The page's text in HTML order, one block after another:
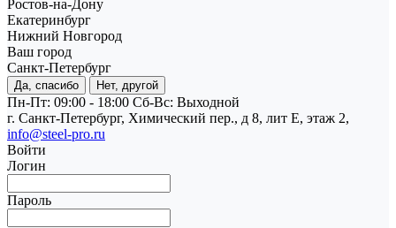
Ростов-на-Дону
Екатеринбург
Нижний Новгород
Ваш город
Санкт-Петербург
Да, спасибо Нет, другой
Пн-Пт: 09:00 - 18:00 Cб-Вс: Выходной
г. Санкт-Петербург, Химический пер., д 8, лит Е, этаж 2,
info@steel-pro.ru
Войти
Логин
Пароль